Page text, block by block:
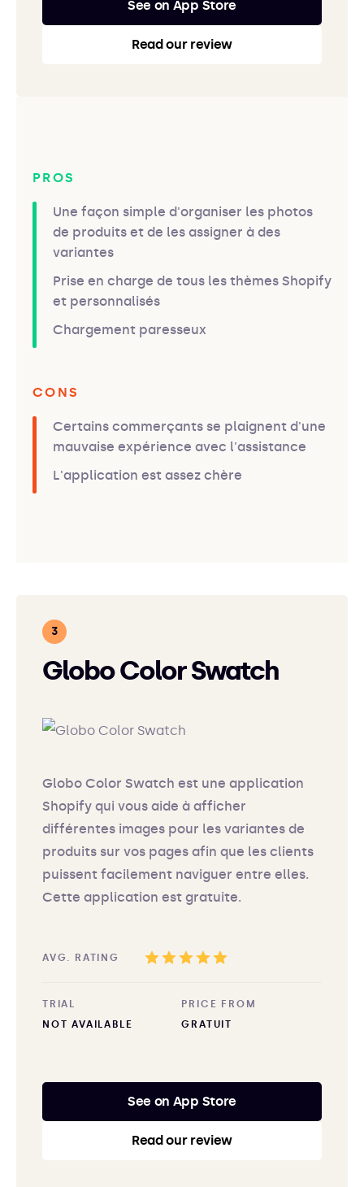
See on App Store
Read our review
PROS
Une façon simple d'organiser les photos
de produits et de les assigner à des
variantes
Prise en charge de tous les thèmes Shopify
et personnalisés
Chargement paresseux
CONS
Certains commerçants se plaignent d'une
mauvaise expérience avec l'assistance
L'application est assez chère
Globo Color Swatch
Globo Color Swatch est une application
Shopify qui vous aide à afficher
différentes images pour les variantes de
produits sur vos pages afin que les clients
puissent facilement naviguer entre elles.
Cette application est gratuite.
AVG. RATING
TRIAL
NOT AVAILABLE
PRICE FROM
GRATUIT
See on App Store
Read our review